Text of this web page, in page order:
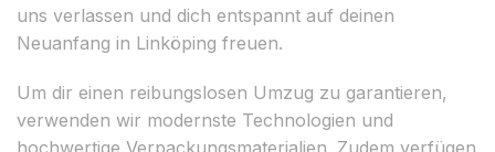
uns verlassen und dich entspannt auf deinen
Neuanfang in Linköping freuen.
Um dir einen reibungslosen Umzug zu garantieren,
verwenden wir modernste Technologien und
hochwertige Verpackungsmaterialien. Zudem verfügen